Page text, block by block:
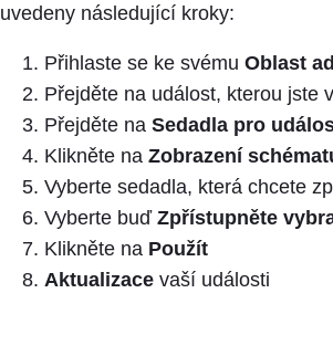
uvedeny následující kroky:
Přihlaste se ke svému Oblast
Přejděte na událost, kterou jste
Přejděte na Sedadla pro
Klikněte na Zobrazení
Vyberte sedadla, která chcete
Vyberte buď Zpřístupněte
Klikněte na Použít
Aktualizace vaší události